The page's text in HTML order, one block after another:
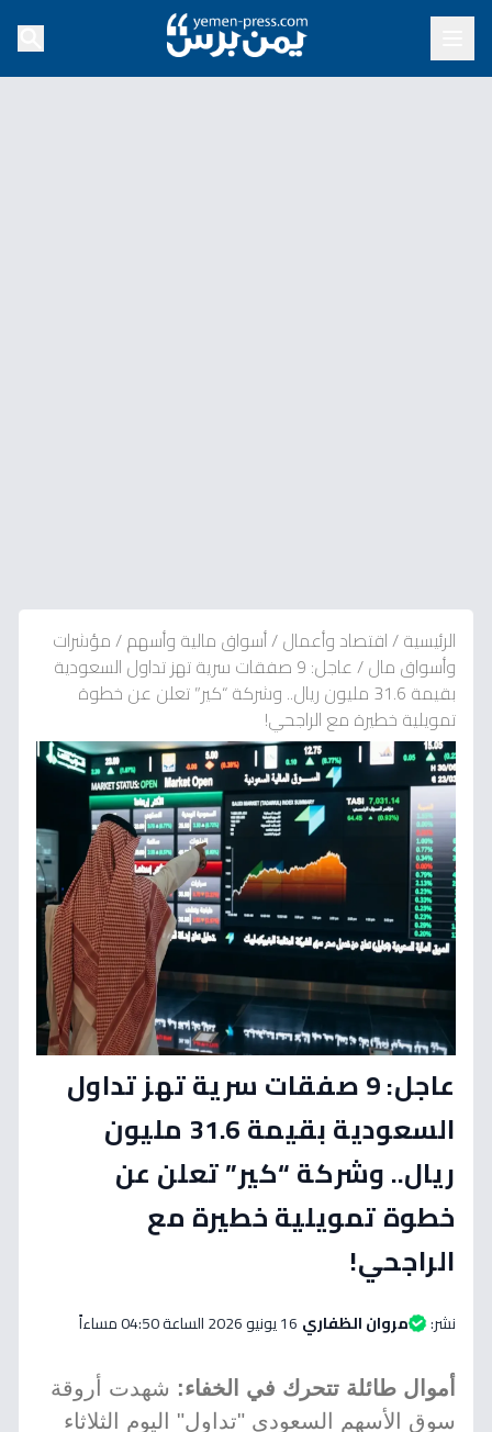
الرئيسية/اقتصاد وأعمال/أسواق مالية وأسهم/مؤشرات
وأسواق مال/
عاجل: 9 صفقات سرية تهز تداول السعودية
بقيمة 31.6 مليون ريال.. وشركة “كير” تعلن عن خطوة
تمويلية خطيرة مع الراجحي!
عاجل: 9 صفقات سرية تهز تداول
السعودية بقيمة 31.6 مليون
ريال.. وشركة “كير” تعلن عن
خطوة تمويلية خطيرة مع
الراجحي!
نشر: مروان الظفاري 16 يونيو 2026 الساعة 04:50 مساءاً
أموال طائلة تتحرك في الخفاء: شهدت أروقة
سوق الأسهم السعودي "تداول" اليوم الثلاثاء